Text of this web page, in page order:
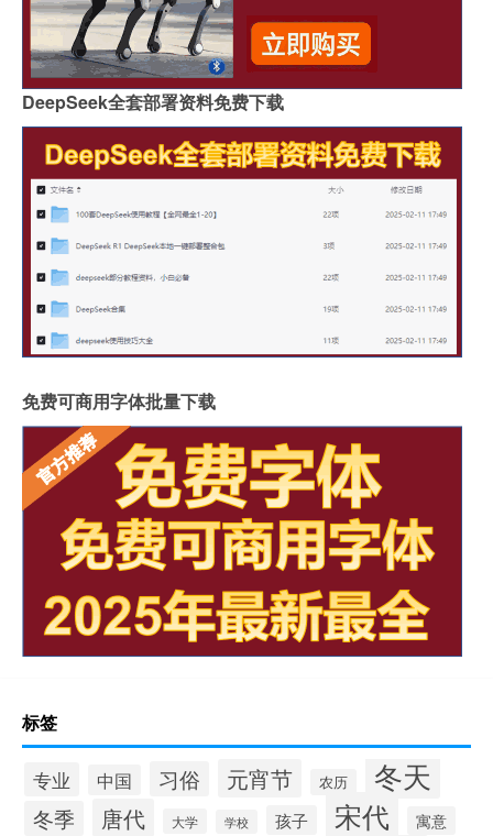
DeepSeek全套部署资料免费下载
免费可商用字体批量下载
标签
专业 中国 习俗 元宵节 农历 冬天
冬季 唐代 大学 学校 孩子 宋代 寓意